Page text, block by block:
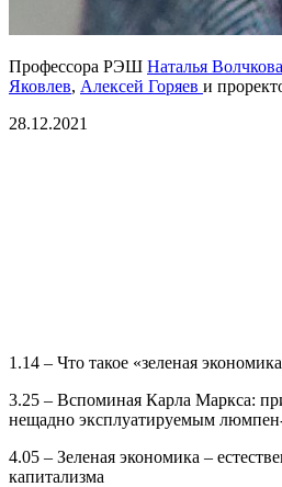
Профессора РЭШ Наталья Волчкова
Яковлев, Алексей Горяев и
28.12.2021
1.14 – Что такое «зеленая
3.25 – Вспоминая Карла Маркса:
нещадно эксплуатируемым
4.05 – Зеленая экономика –
капитализма